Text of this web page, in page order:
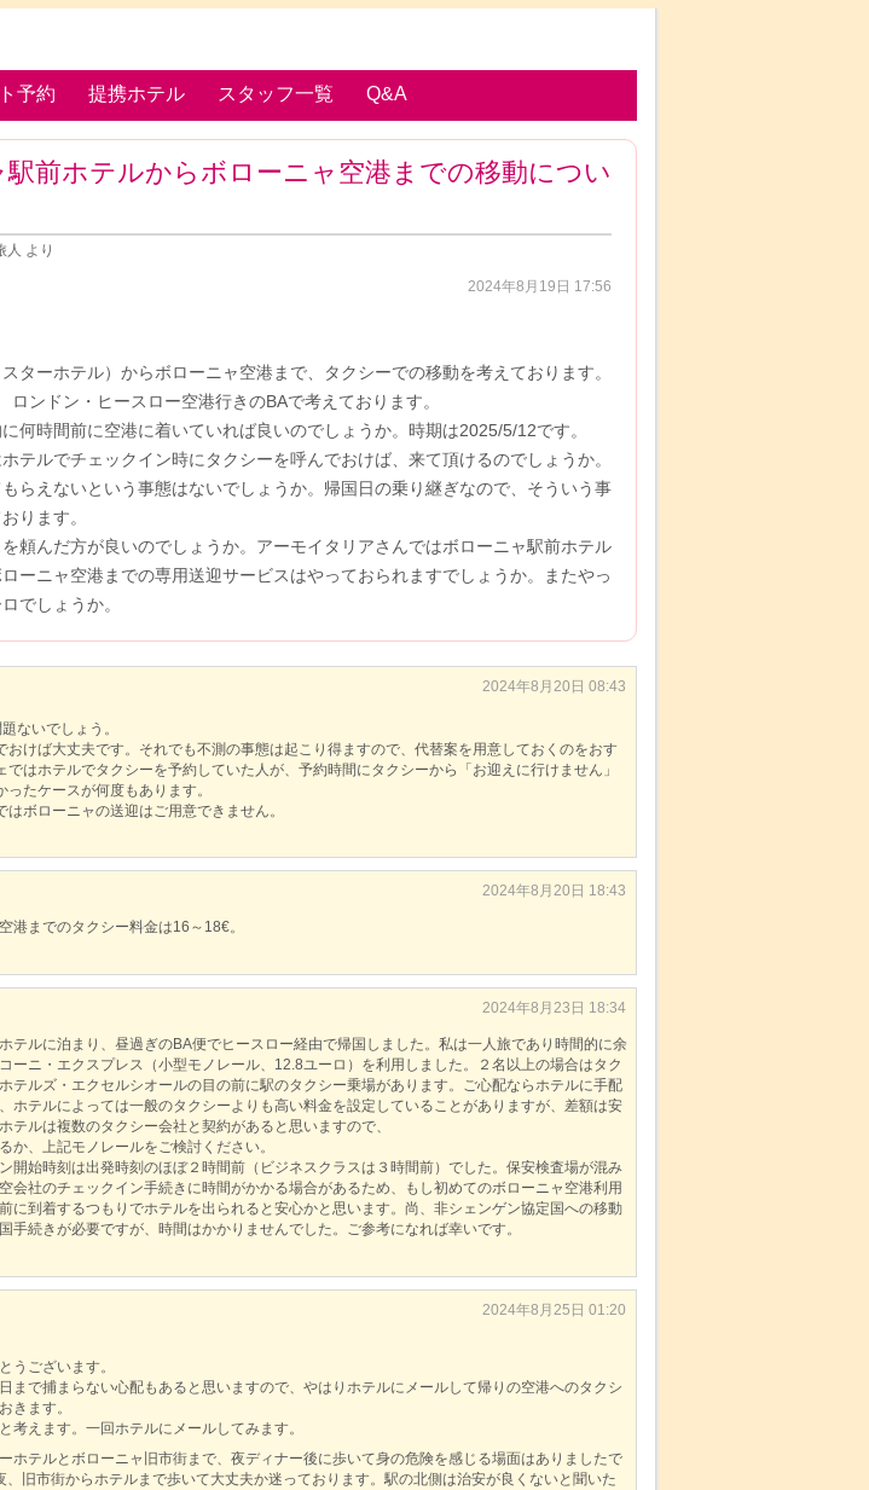
予約 提携ホテル スタッフ一覧 Q&A
前ホテルからボローニャ空港までの移動につい
より
2024年8月19日 17:56
ターホテル）からボローニャ空港まで、タクシーでの移動を考えております。
ンドン・ヒースロー空港行きのBAで考えております。
何時間前に空港に着いていれば良いのでしょうか。時期は2025/5/12です。
テルでチェックイン時にタクシーを呼んでおけば、来て頂けるのでしょうか。
らえないという事態はないでしょうか。帰国日の乗り継ぎなので、そういう事
ります。
頼んだ方が良いのでしょうか。アーモイタリアさんではボローニャ駅前ホテル
ローニャ空港までの専用送迎サービスはやっておられますでしょうか。またやっ
でしょうか。
2024年8月20日 08:43
ないでしょう。
おけば大丈夫です。それでも不測の事態は起こり得ますので、代替案を用意しておくのをおす
ではホテルでタクシーを予約していた人が、予約時間にタクシーから「お迎えに行けません」
たケースが何度もあります。
ボローニャの送迎はご用意できません。
2024年8月20日 18:43
港までのタクシー料金は16～18€。
2024年8月23日 18:34
テルに泊まり、昼過ぎのBA便でヒースロー経由で帰国しました。私は一人旅であり時間的に余
ーニ・エクスプレス（小型モノレール、12.8ユーロ）を利用しました。２名以上の場合はタク
テルズ・エクセルシオールの目の前に駅のタクシー乗場があります。ご心配ならホテルに手配
ホテルによっては一般のタクシーよりも高い料金を設定していることがありますが、差額は安
テルは複数のタクシー会社と契約があると思いますので、
か、上記モノレールをご検討ください。
開始時刻は出発時刻のほぼ２時間前（ビジネスクラスは３時間前）でした。保安検査場が混み
会社のチェックイン手続きに時間がかかる場合があるため、もし初めてのボローニャ空港利用
に到着するつもりでホテルを出られると安心かと思います。尚、非シェンゲン協定国への移動
手続きが必要ですが、時間はかかりませんでした。ご参考になれば幸いです。
2024年8月25日 01:20
うございます。
まで捕まらない心配もあると思いますので、やはりホテルにメールして帰りの空港へのタクシ
きます。
考えます。一回ホテルにメールしてみます。
ホテルとボローニャ旧市街まで、夜ディナー後に歩いて身の危険を感じる場面はありましたで
、旧市街からホテルまで歩いて大丈夫か迷っております。駅の北側は治安が良くないと聞いた